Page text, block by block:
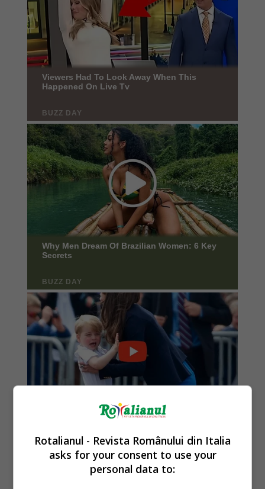
Rotalianul - Revista Românului din Italia
asks for your consent to use your
personal data to: